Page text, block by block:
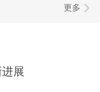
更多
展